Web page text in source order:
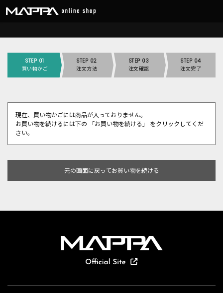
STEP 01
買い物かご
STEP 02
注文方法
STEP 03
注文確認
STEP 04
注文完了
現在、買い物かごには商品が入っておりません。
お買い物を続けるには下の 「お買い物を続ける」 をクリックしてくだ
さい。
元の画面に戻ってお買い物を続ける